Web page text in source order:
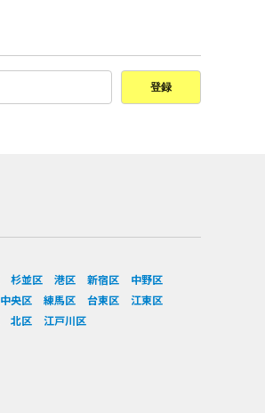
登録
杉並区 港区 新宿区
中野区
中央区 練馬区 台東区
江東区
北区
江戸川区